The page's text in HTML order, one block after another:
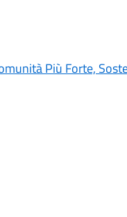
Più Forte,